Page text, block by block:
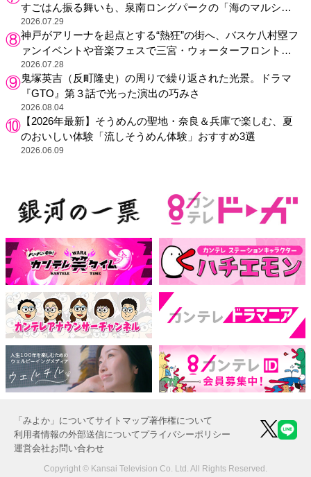
すごはん振る舞いも、泉南ロングパークの「海のマルシ
ェ」がリニューアル！
2026.07.29
神戸がアリーナを起点とする“熱狂”の街へ、バスケ八村塁フ
ァンイベントや音楽フェスで三宮・ウォーターフロントを
活性化
2026.07.28
鬼塚英吉（反町隆史）の周りで繰り返された光景。ドラマ
『GTO』第３話で光った演出の巧みさ
2026.08.04
【2026年最新】そうめんの聖地・奈良＆兵庫で楽しむ、夏
のおいしい体験「流しそうめん体験」おすすめ3選
2026.06.09
「みよか」についてサイトマップ著作権について
利用者情報の外部送信についてプライバシーポリシー
運営会社お問い合わせ
Copyright © Kansai Television Co. Ltd. All Rights Reserved.